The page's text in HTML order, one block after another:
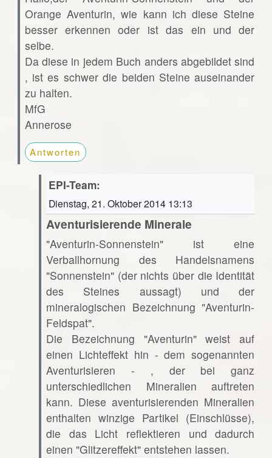
Orange Aventurin, wie kann ich diese Steine
besser erkennen oder ist das ein und der
selbe.
Da diese in jedem Buch anders abgebildet sind
, ist es schwer die beiden Steine auseinander
zu halten.
MfG
Annerose
Antworten
EPI-Team:
Dienstag, 21. Oktober 2014 13:13
Aventurisierende Minerale
"Aventurin-Sonnenstein" ist eine
Verballhornung des Handelsnamens
"Sonnenstein" (der nichts über die Identität
des Steines aussagt) und der
mineralogischen Bezeichnung "Aventurin-
Feldspat".
Die Bezeichnung "Aventurin" weist auf
einen Lichteffekt hin - dem sogenannten
Aventurisieren - , der bei ganz
unterschiedlichen Mineralien auftreten
kann. Diese aventurisierenden Mineralien
enthalten winzige Partikel (Einschlüsse),
die das Licht reflektieren und dadurch
einen "Glitzereffekt" entstehen lassen.